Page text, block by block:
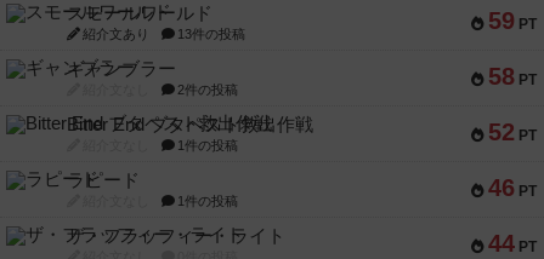
59 PT
スモールワールド
紹介文あり 13件の投稿
58 PT
ギャンブラー
2件の投稿
52 PT
Bitter End ブタペスト救出作戦
1件の投稿
46 PT
ラピード
1件の投稿
44 PT
ザ・フラッフィー・ライト